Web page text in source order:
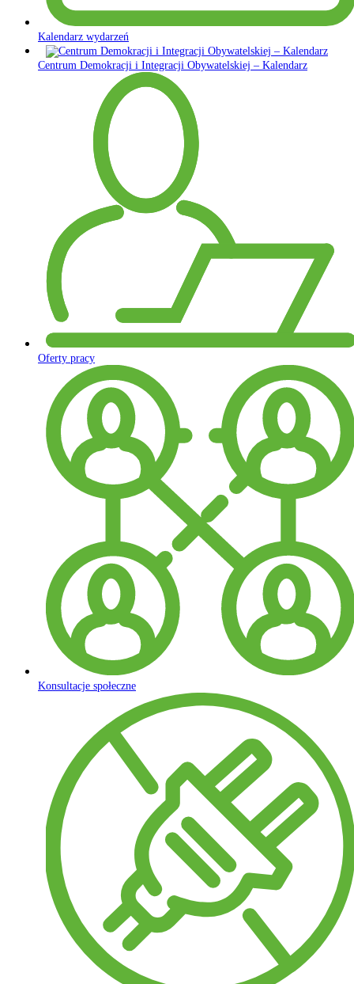
Kalendarz wydarzeń
Centrum Demokracji i Integracji Obywatelskiej – Kalendarz
Oferty pracy
Konsultacje społeczne